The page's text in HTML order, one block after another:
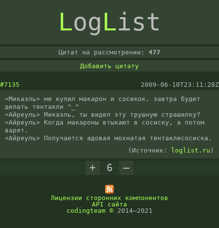
LogList
Цитат на рассмотрении: 477
Добавить цитату
#7135
2009-06-10T23:11:28Z
<Микаэль> ме купил макарон и сосикок. завтра будет
делать тентакли ^_^
<Айреуль> Микаэль, ты видел эту трушную страшилку?
<Айреуль> Когда макароны втыкают в сосиску, а потом
варят.
<Айреуль> Получается адовая мохнатая тентаклесосиска.
(Источник:
loglist.ru )
+ 6 –
Лицензии сторонних компонентов
API сайта
codingteam © 2014–2021